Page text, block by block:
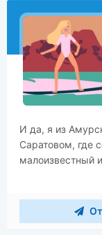
И да, я из
Саратовом, где
малоизвестный